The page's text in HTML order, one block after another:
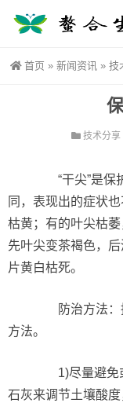
首页 » 新闻资讯 » 技
技术分享
“干尖”是保
同，表现出的症状
枯黄；有的叶尖枯
先叶尖变茶褐色，
片黄白枯死。
防治方法：
方法。
1)尽量避免或
石灰来调节土壤酸度